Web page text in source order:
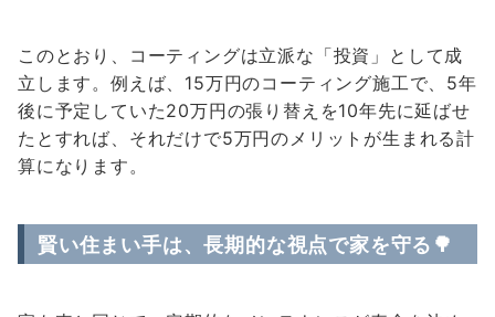
このとおり、コーティングは立派な「投資」として成
立します。例えば、15万円のコーティング施工で、5年
後に予定していた20万円の張り替えを10年先に延ばせ
たとすれば、それだけで5万円のメリットが生まれる計
算になります。
賢い住まい手は、長期的な視点で家を守る🌳